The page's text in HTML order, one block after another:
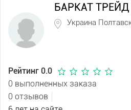
БАРКАТ ТРЕЙД
Украина
Рейтинг 0.0
0 выполненных заказа
0 отзывов